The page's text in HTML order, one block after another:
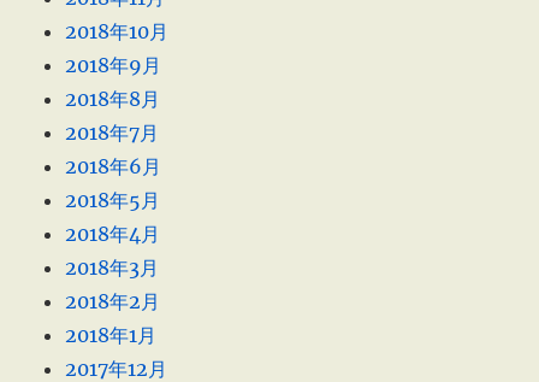
2018年10月
2018年9月
2018年8月
2018年7月
2018年6月
2018年5月
2018年4月
2018年3月
2018年2月
2018年1月
2017年12月